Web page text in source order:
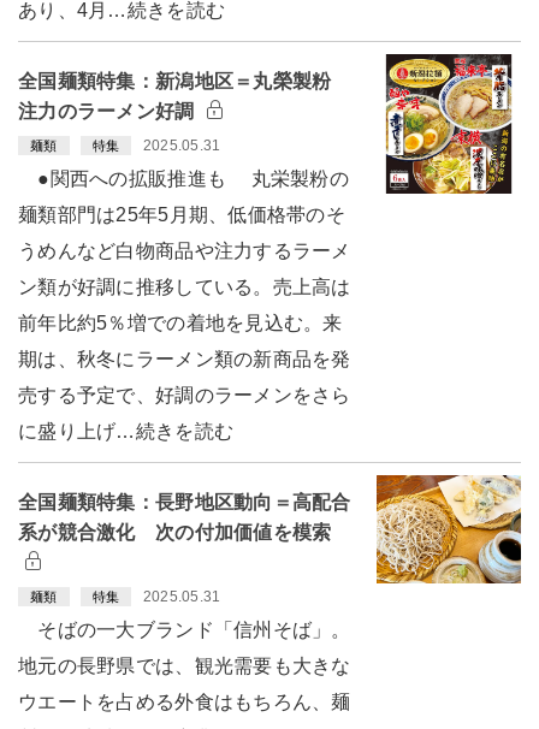
あり、4月…続きを読む
全国麺類特集：新潟地区＝丸榮製粉
注力のラーメン好調
麺類 特集 2025.05.31
●関西への拡販推進も 丸栄製粉の
麺類部門は25年5月期、低価格帯のそ
うめんなど白物商品や注力するラーメ
ン類が好調に推移している。売上高は
前年比約5％増での着地を見込む。来
期は、秋冬にラーメン類の新商品を発
売する予定で、好調のラーメンをさら
に盛り上げ…続きを読む
全国麺類特集：長野地区動向＝高配合
系が競合激化 次の付加価値を模索
麺類 特集 2025.05.31
そばの一大ブランド「信州そば」。
地元の長野県では、観光需要も大きな
ウエートを占める外食はもちろん、麺